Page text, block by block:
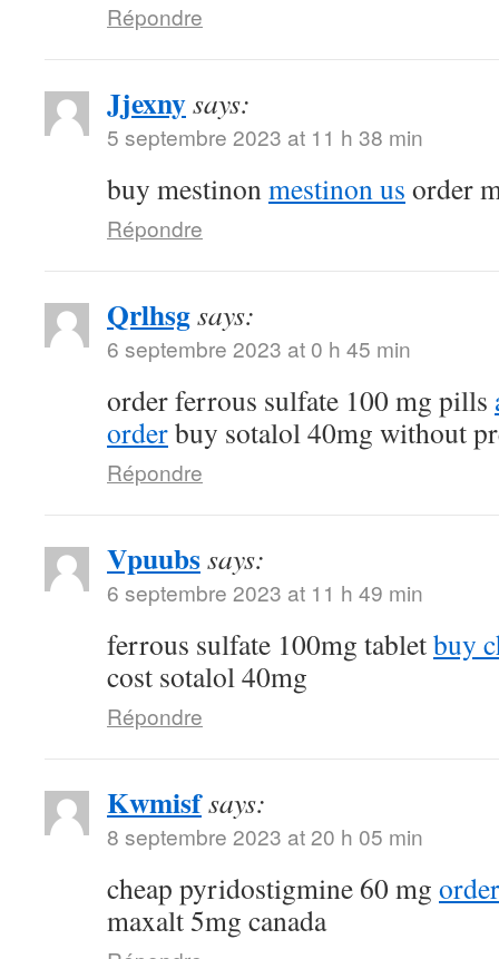
Répondre
Jjexnysays:
5 septembre 2023 at 11 h 38 min
buy mestinonmestinon us order
Répondre
Qrlhsgsays:
6 septembre 2023 at 0 h 45 min
order ferrous sulfate 100 mg pills
orderbuy sotalol 40mg without
Répondre
Vpuubssays:
6 septembre 2023 at 11 h 49 min
ferrous sulfate 100mg tabletbuy
cost sotalol 40mg
Répondre
Kwmisfsays:
8 septembre 2023 at 20 h 05 min
cheap pyridostigmine 60 mg
maxalt 5mg canada